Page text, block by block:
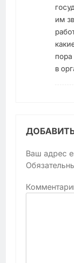
им
пора
в
Ваш адрес